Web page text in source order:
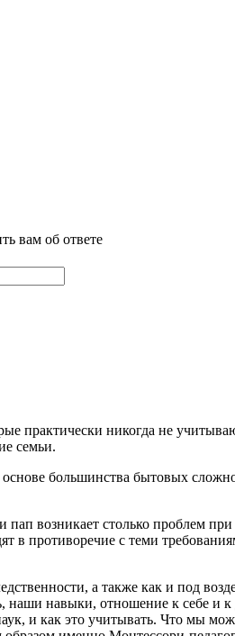
вам об ответе
практически никогда не
семьи.
большин­ства бытовых
возникает столько проблем
в противоречие с теми
а также как и под
навыки, отношение к себе и
и как это учитывать. Что мы